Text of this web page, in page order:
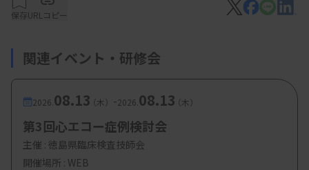
・参加費：会員：500円、非会員：1,000円
・定 員：
保存URLコピー
関連イベント・研修会
2026. 08.13（木） -2026. 08.13（木）
第3回心エコー症例検討会
主催 : 徳島県臨床検査技師会
開催場所 : WEB